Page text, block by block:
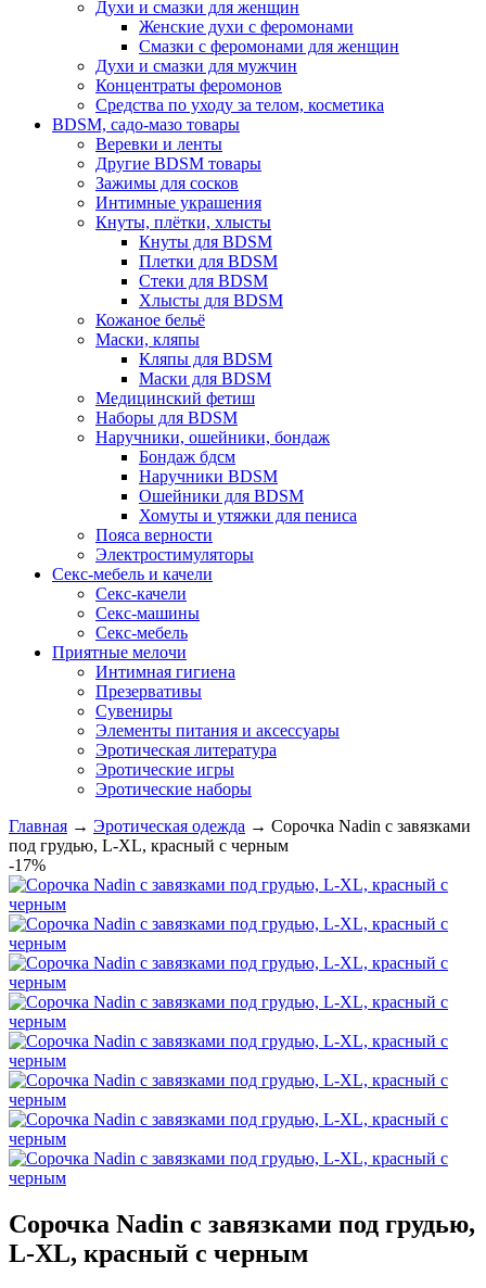
Духи и смазки для женщин
Женские духи с феромонами
Смазки с феромонами для женщин
Духи и смазки для мужчин
Концентраты феромонов
Средства по уходу за телом, косметика
BDSM, садо-мазо товары
Веревки и ленты
Другие BDSM товары
Зажимы для сосков
Интимные украшения
Кнуты, плётки, хлысты
Кнуты для BDSM
Плетки для BDSM
Стеки для BDSM
Хлысты для BDSM
Кожаное бельё
Маски, кляпы
Кляпы для BDSM
Маски для BDSM
Медицинский фетиш
Наборы для BDSM
Наручники, ошейники, бондаж
Бондаж бдсм
Наручники BDSM
Ошейники для BDSM
Хомуты и утяжки для пениса
Пояса верности
Электростимуляторы
Секс-мебель и качели
Секс-качели
Секс-машины
Секс-мебель
Приятные мелочи
Интимная гигиена
Презервативы
Сувениры
Элементы питания и аксессуары
Эротическая литература
Эротические игры
Эротические наборы
Главная → Эротическая одежда → Сорочка Nadin с завязками
под грудью, L-XL, красный с черным
-17%
Сорочка Nadin с завязками под грудью,
L-XL, красный с черным